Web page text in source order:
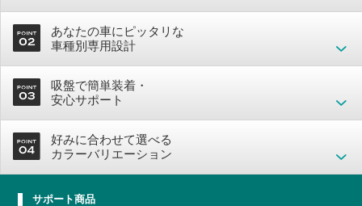
あなたの車にピッタリな
車種別専用設計
吸盤で簡単装着・
安心サポート
好みに合わせて選べる
カラーバリエーション
サポート商品